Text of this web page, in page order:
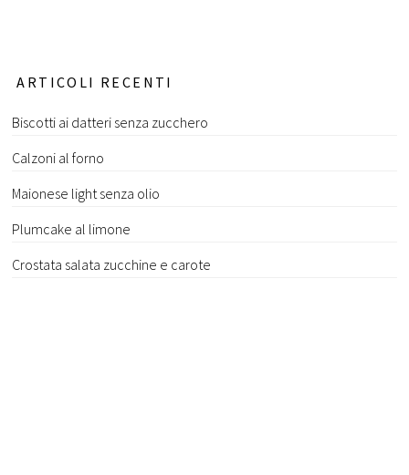
ARTICOLI RECENTI
Biscotti ai datteri senza zucchero
Calzoni al forno
Maionese light senza olio
Plumcake al limone
Crostata salata zucchine e carote